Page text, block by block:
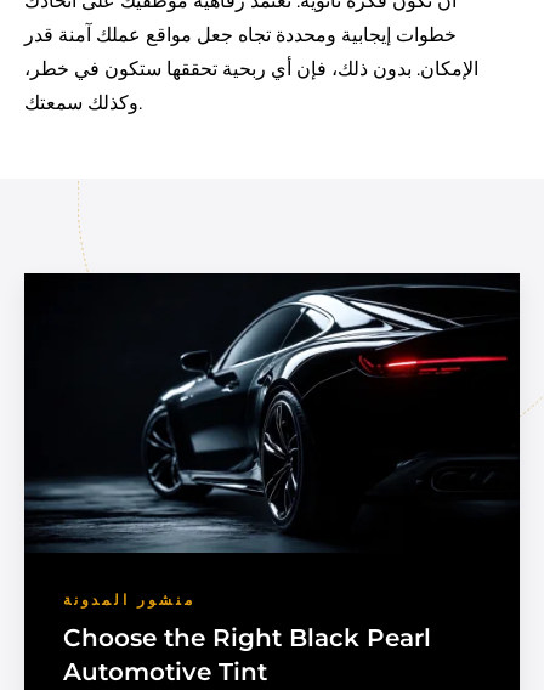
خطوات إيجابية ومحددة تجاه جعل مواقع عملك آمنة قدر
الإمكان. بدون ذلك، فإن أي ربحية تحققها ستكون في خطر،
وكذلك سمعتك.
منشور المدونة
Choose the Right Black Pearl
Automotive Tint